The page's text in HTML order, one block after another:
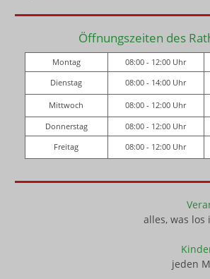
Öffnungszeiten des
Montag
08:00 - 12:00 Uhr
Dienstag
08:00 - 14:00 Uhr
Mittwoch
08:00 - 12:00 Uhr
Donnerstag
08:00 - 12:00 Uhr
Freitag
08:00 - 12:00 Uhr
alles, was
jeden